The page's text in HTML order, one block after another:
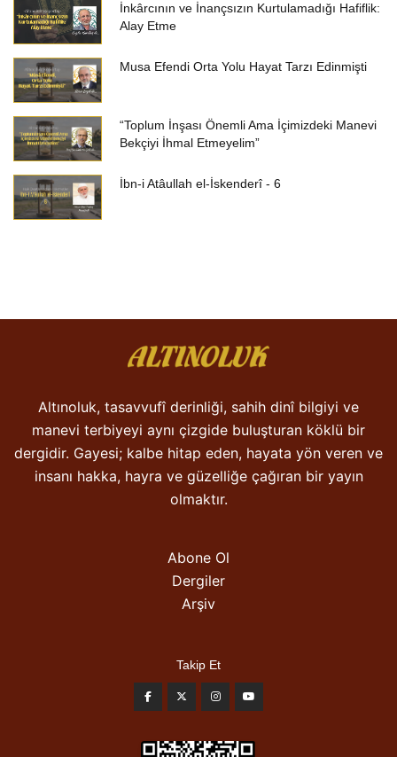
İnkârcının ve İnançsızın Kurtulamadığı Hafiflik:
Alay Etme
Musa Efendi Orta Yolu Hayat Tarzı Edinmişti
“Toplum İnşası Önemli Ama İçimizdeki Manevi
Bekçiyi İhmal Etmeyelim”
İbn-i Atâullah el-İskenderî - 6
Altınoluk, tasavvufî derinliği, sahih dinî bilgiyi ve
manevi terbiyeyi aynı çizgide buluşturan köklü bir
dergidir. Gayesi; kalbe hitap eden, hayata yön veren ve
insanı hakka, hayra ve güzelliğe çağıran bir yayın
olmaktır.
Abone Ol
Dergiler
Arşiv
Takip Et